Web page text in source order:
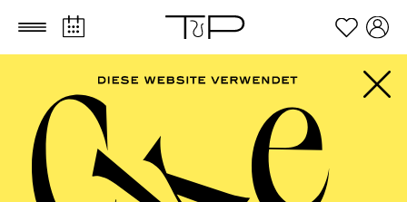
Zum Hauptinhalt springen Zum Footer springen
FILTER
SEPTEMBER 2026